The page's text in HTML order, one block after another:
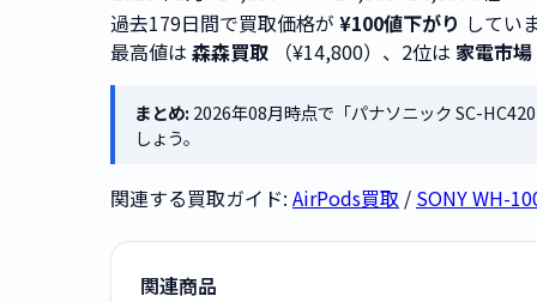
過去179日間で買取価格が ¥100値下がり してい
最高値は 森森買取 （¥14,800）、2位は 家電市場
まとめ:2026年08月時点で「パナソニック SC-
しょう。
関連する買取ガイド: AirPods買取 / SONY WH-
関連商品